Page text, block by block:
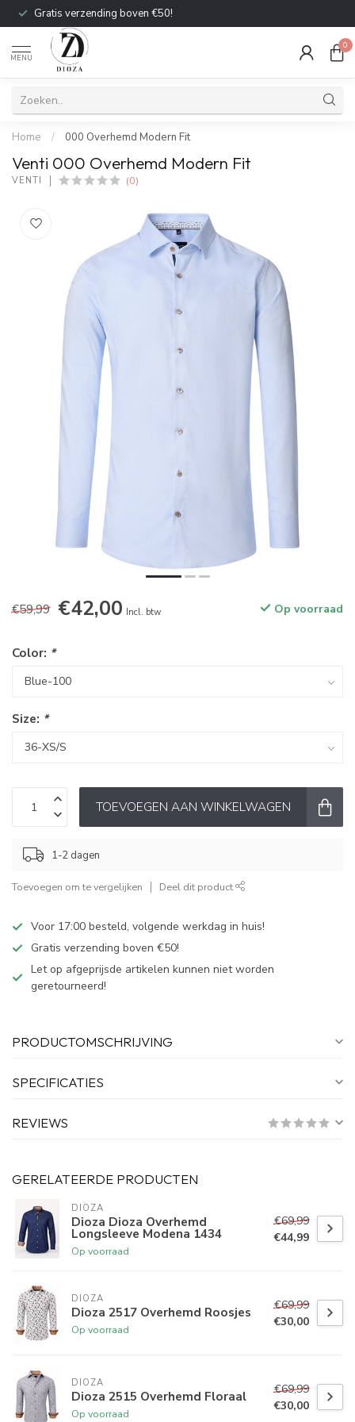
Gratis verzending boven €50!
MENU
0
Home / 000 Overhemd Modern Fit
Venti 000 Overhemd Modern Fit
VENTI (0)
€59,99 €42,00 Incl. btw Op voorraad
Color: *
Size: *
TOEVOEGEN AAN WINKELWAGEN
1-2 dagen
Toevoegen om te vergelijken Deel dit product
Voor 17:00 besteld, volgende werkdag in huis!
Gratis verzending boven €50!
Let op afgeprijsde artikelen kunnen niet worden
geretourneerd!
PRODUCTOMSCHRIJVING
SPECIFICATIES
REVIEWS
GERELATEERDE PRODUCTEN
DIOZA
Dioza Dioza Overhemd
Longsleeve Modena 1434
Op voorraad
€69,99
€44,99
DIOZA
Dioza 2517 Overhemd Roosjes
Op voorraad
€69,99
€30,00
DIOZA
Dioza 2515 Overhemd Floraal
Op voorraad
€69,99
€30,00